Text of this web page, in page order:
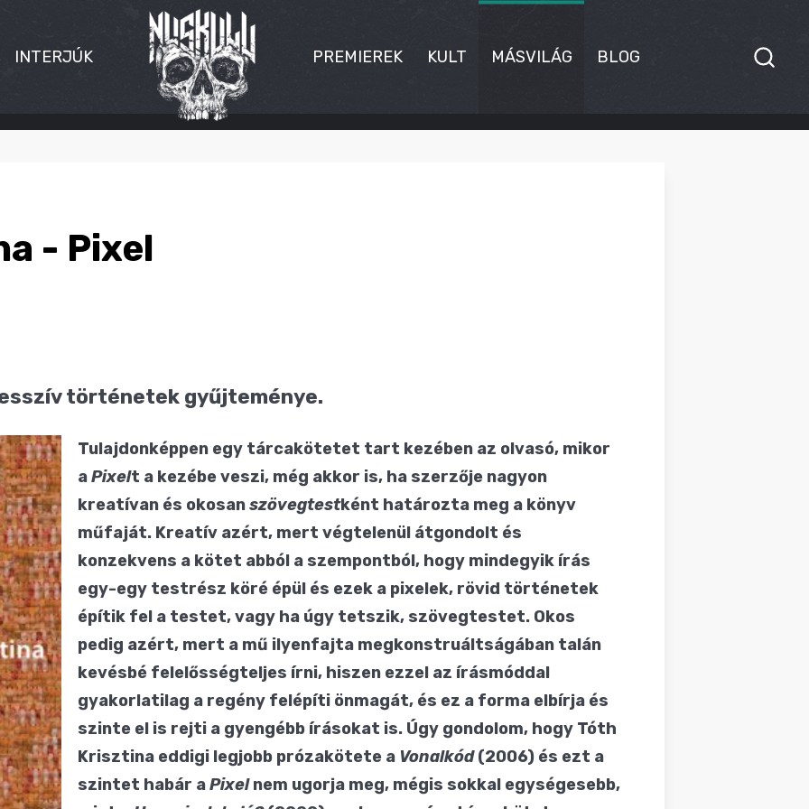
INTERJÚK PREMIEREK KULT MÁSVILÁG BLOG
- Pixel
történetek gyűjteménye.
Tulajdonképpen egy tárcakötetet tart kezében az olvasó, mikor
aPixelt a kezébe veszi, még akkor is, ha szerzője nagyon
kreatívan és okosanszövegtestként határozta meg a könyv
műfaját. Kreatív azért, mert végtelenül átgondolt és
konzekvens a kötet abból a szempontból, hogy mindegyik írás
egy-egy testrész köré épül és ezek a pixelek, rövid történetek
építik fel a testet, vagy ha úgy tetszik, szövegtestet. Okos
pedig azért, mert a mű ilyenfajta megkonstruáltságában talán
kevésbé felelősségteljes írni, hiszen ezzel az írásmóddal
gyakorlatilag a regény felépíti önmagát, és ez a forma elbírja és
szinte el is rejti a gyengébb írásokat is. Úgy gondolom, hogy Tóth
Krisztina eddigi legjobb prózakötete a Vonalkód(2006) és ezt a
szintet habár aPixelnem ugorja meg, mégis sokkal egységesebb,